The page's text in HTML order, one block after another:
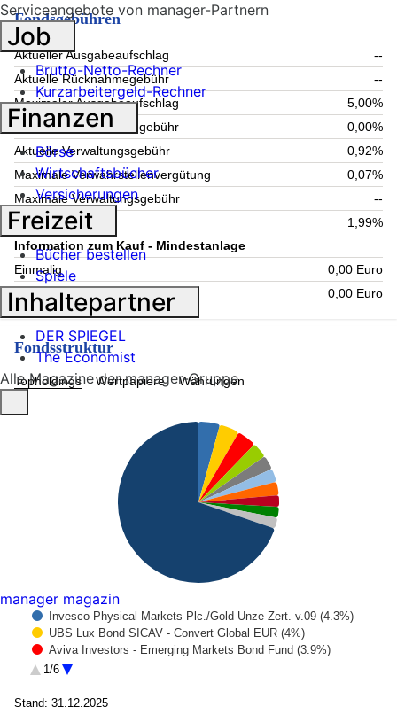
Fondsgebühren
Aktueller Ausgabeaufschlag
--
Aktuelle Rücknahmegebühr
--
Maximaler Ausgabeaufschlag
5,00%
Maximale Rücknahmegebühr
0,00%
Aktuelle Verwaltungsgebühr
0,92%
Maximale Verwahrstellenvergütung
0,07%
Maximale Verwaltungsgebühr
--
Laufende Kosten
1,99%
Information zum Kauf - Mindestanlage
Einmalig
0,00 Euro
Folgende
0,00 Euro
Fondsstruktur
Topholdings Wertpapiere Währungen
Invesco Physical Markets Plc./Gold Unze Zert. v.09 (4.3%)
UBS Lux Bond SICAV - Convert Global EUR (4%)
Aviva Investors - Emerging Markets Bond Fund (3.9%)
FISCH Bond EM Corporates Defensive Fund (3.1%)
ASML Holding (2.7%)
1/6
Stand: 31.12.2025
Serviceangebote von manager-Partnern
Job
Brutto-Netto-Rechner
Kurzarbeitergeld-Rechner
Finanzen
Börse
Wirtschaftsbücher
Versicherungen
Freizeit
Bücher bestellen
Spiele
Inhaltepartner
DER SPIEGEL
The Economist
Alle Magazine der manager-Gruppe
manager magazin